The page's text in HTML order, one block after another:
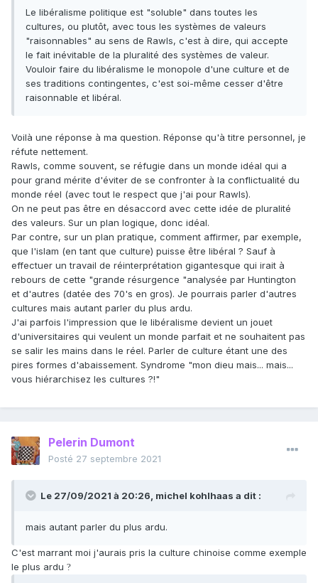
Le libéralisme politique est "soluble" dans toutes les
cultures, ou plutôt, avec tous les systèmes de valeurs
"raisonnables" au sens de Rawls, c'est à dire, qui accepte
le fait inévitable de la pluralité des systèmes de valeur.
Vouloir faire du libéralisme le monopole d'une culture et de
ses traditions contingentes, c'est soi-même cesser d'être
raisonnable et libéral.
Voilà une réponse à ma question. Réponse qu'à titre personnel, je
réfute nettement.
Rawls, comme souvent, se réfugie dans un monde idéal qui a
pour grand mérite d'éviter de se confronter à la conflictualité du
monde réel (avec tout le respect que j'ai pour Rawls).
On ne peut pas être en désaccord avec cette idée de pluralité
des valeurs. Sur un plan logique, donc idéal.
Par contre, sur un plan pratique, comment affirmer, par exemple,
que l'islam (en tant que culture) puisse être libéral ? Sauf à
effectuer un travail de réinterprétation gigantesque qui irait à
rebours de cette "grande résurgence "analysée par Huntington
et d'autres (datée des 70's en gros). Je pourrais parler d'autres
cultures mais autant parler du plus ardu.
J'ai parfois l'impression que le libéralisme devient un jouet
d'universitaires qui veulent un monde parfait et ne souhaitent pas
se salir les mains dans le réel. Parler de culture étant une des
pires formes d'abaissement. Syndrome "mon dieu mais... mais...
vous hiérarchisez les cultures ?!"
Pelerin Dumont
Posté 27 septembre 2021
Le 27/09/2021 à 20:26, michel kohlhaas a dit :
mais autant parler du plus ardu.
C'est marrant moi j'aurais pris la culture chinoise comme exemple
le plus ardu ?